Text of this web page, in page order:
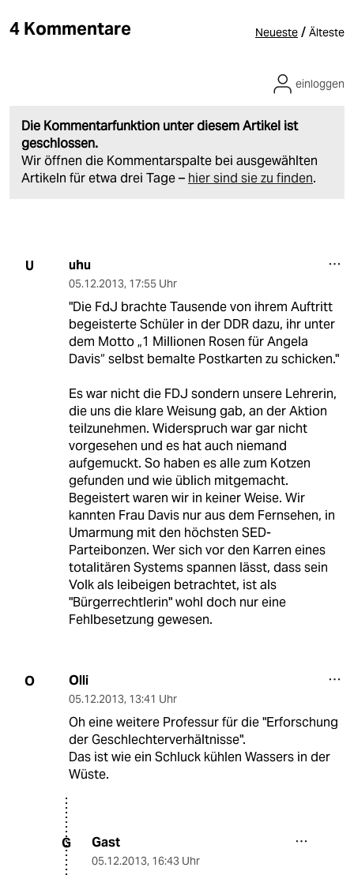
4 Kommentare Neueste / Älteste
Die Kommentarfunktion unter diesem Artikel ist
geschlossen.
Wir öffnen die Kommentarspalte bei ausgewählten
Artikeln für etwa drei Tage – hier sind sie zu finden.
einloggen
U uhu
05.12.2013, 17:55 Uhr
"Die FdJ brachte Tausende von ihrem Auftritt
begeisterte Schüler in der DDR dazu, ihr unter
dem Motto „1 Millionen Rosen für Angela
Davis“ selbst bemalte Postkarten zu schicken."
Es war nicht die FDJ sondern unsere Lehrerin,
die uns die klare Weisung gab, an der Aktion
teilzunehmen. Widerspruch war gar nicht
vorgesehen und es hat auch niemand
aufgemuckt. So haben es alle zum Kotzen
gefunden und wie üblich mitgemacht.
Begeistert waren wir in keiner Weise. Wir
kannten Frau Davis nur aus dem Fernsehen, in
Umarmung mit den höchsten SED-
Parteibonzen. Wer sich vor den Karren eines
totalitären Systems spannen lässt, dass sein
Volk als leibeigen betrachtet, ist als
"Bürgerrechtlerin" wohl doch nur eine
Fehlbesetzung gewesen.
O Olli
05.12.2013, 13:41 Uhr
Oh eine weitere Professur für die "Erforschung
der Geschlechterverhältnisse".
Das ist wie ein Schluck kühlen Wassers in der
Wüste.
G Gast
05.12.2013, 16:43 Uhr